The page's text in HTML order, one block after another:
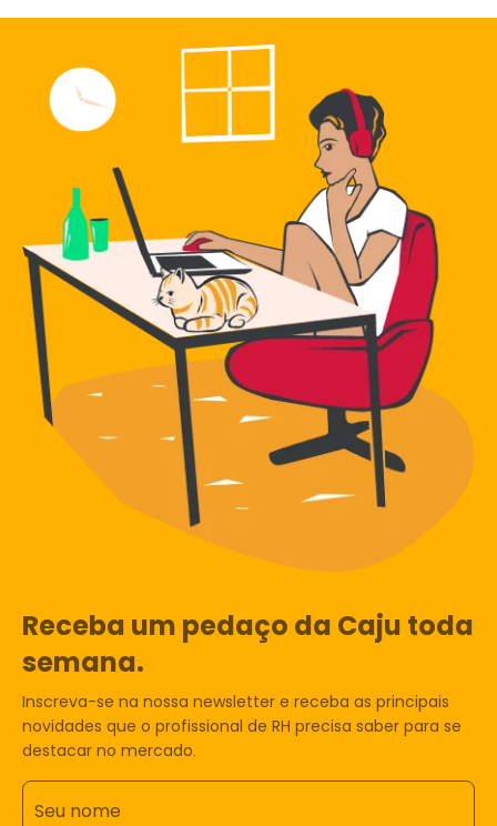
Receba um pedaço da Caju toda
semana.
Inscreva-se na nossa newsletter e receba as principais
novidades que o profissional de RH precisa saber para se
destacar no mercado.
Seu nome